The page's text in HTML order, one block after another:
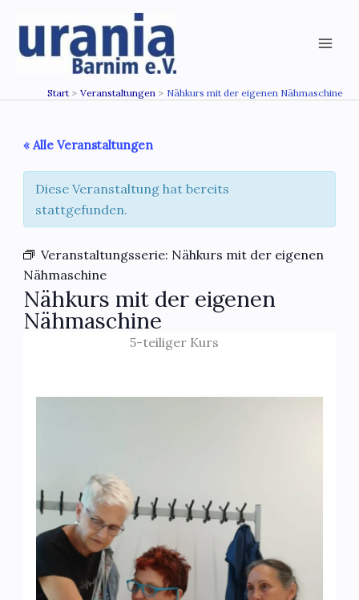
Inhalt
springen
Start Veranstaltungen Nähkurs mit der eigenen Nähmaschine
« Alle Veranstaltungen
Diese Veranstaltung hat bereits
stattgefunden.
Veranstaltungsserie: Nähkurs mit der eigenen
Nähmaschine
Nähkurs mit der eigenen
Nähmaschine
5-teiliger Kurs